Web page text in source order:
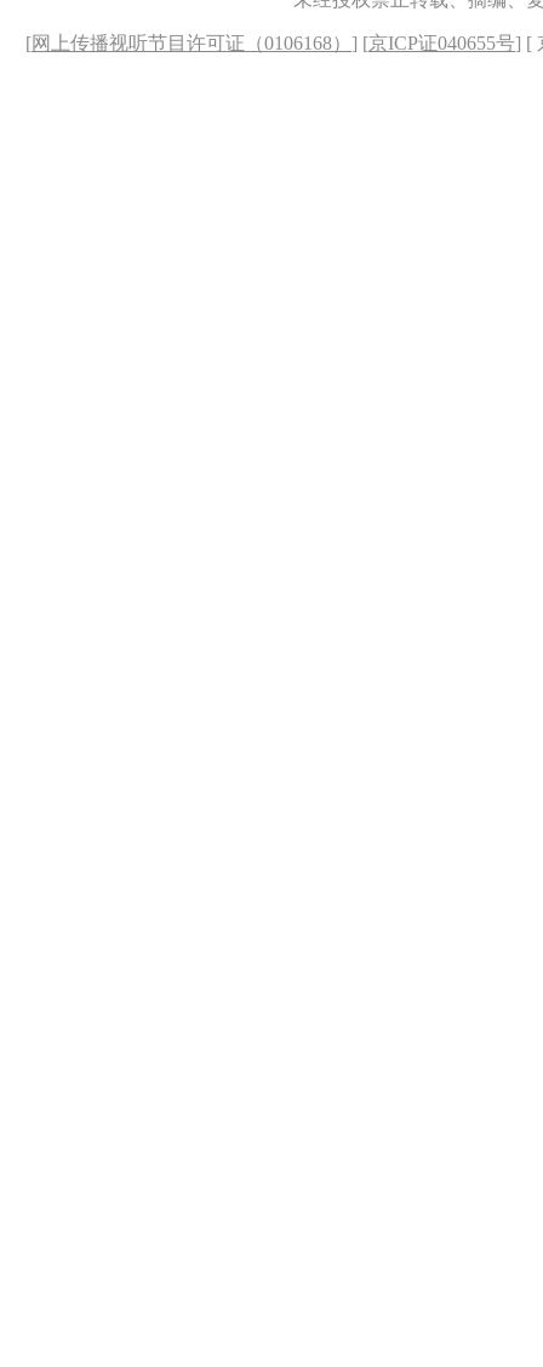
[网上传播视听节目许可证（0106168） ] [京ICP证040655号] [